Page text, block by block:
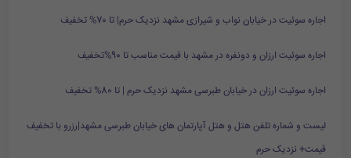
اجاره سوئیت در خیابان نواب و شیرازی مشهد نزدیک حرم| تا 70% تخفیف
اجاره سوئیت ارزان و دونفره در مشهد با قیمت مناسب تا 90%تخفیف
اجاره سوئیت ارزان در خیابان طبرسی مشهد نزدیک حرم | تا 80% تخفیف
لیست و شماره تلفن هتل و هتل آپارتمان های خیابان طبرسی مشهد|رزرو با تخفیف
قیمت+ نزدیک حرم